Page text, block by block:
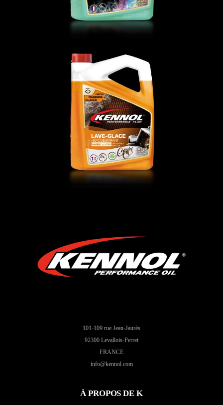
LAVE-GLACE -30°C DÉGIVRANT
FLUIDES,LG
101-109 rue Jean-Jaurès
92300 Levallois-Perret
FRANCE
info@kennol.com
À PROPOS DE K